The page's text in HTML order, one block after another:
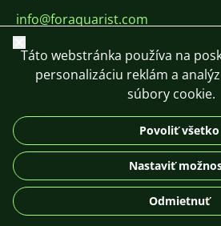
info@foraquarist.com
+420 603 449 602
Zavrieť
Táto webstránka používa na
personalizáciu reklám a
súbory cookie.
Povoliť všetko
Nastaviť
Odmietnuť